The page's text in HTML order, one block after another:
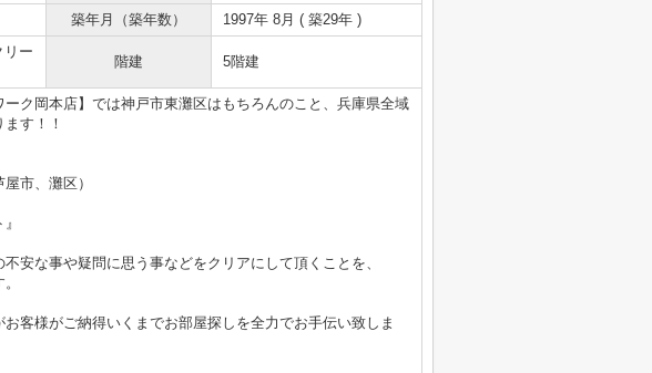
築年月（築年数） 1997年 8月 ( 築29年 )
リー
階建 5階建
ーク岡本店】では神戸市東灘区はもちろんのこと、兵庫県全域
す！！
市、灘区）
安な事や疑問に思う事などをクリアにして頂くことを、
客様がご納得いくまでお部屋探しを全力でお手伝い致しま